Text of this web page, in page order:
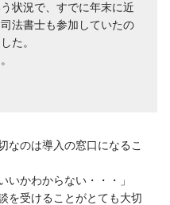
状況で、すでに年末に近
法書士も参加していたの
た。
なのは導入の窓口になるこ
いかわからない・・・」
を受けることがとても大切